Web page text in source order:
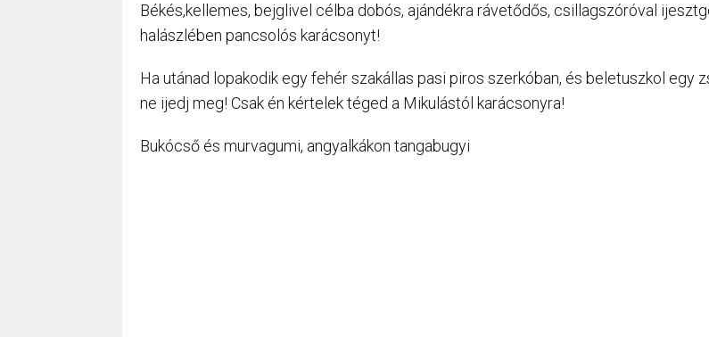
Békés,kellemes, bejglivel célba dobós, ajándékra rávetődős, csillagszóróval
halászlében pancsolós karácsonyt!
Ha utánad lopakodik egy fehér szakállas pasi piros szerkóban, és beletuszkol egy
ne ijedj meg! Csak én kértelek téged a Mikulástól karácsonyra!
Bukócső és murvagumi, angyalkákon tangabugyi